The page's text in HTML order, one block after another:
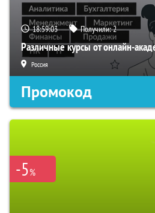
18:59:02 Получили:2
Различные курсы от онлайн-
Россия
Промокод
-5%